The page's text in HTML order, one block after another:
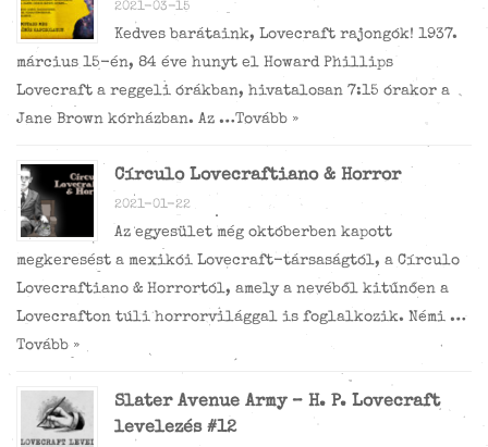
2021-03-15
Kedves barátaink, Lovecraft rajongók! 1937.
március 15-én, 84 éve hunyt el Howard Phillips
Lovecraft a reggeli órákban, hivatalosan 7:15 órakor a
Jane Brown kórházban. Az …Tovább »
Círculo Lovecraftiano & Horror
2021-01-22
Az egyesület még októberben kapott
megkeresést a mexikói Lovecraft-társaságtól, a Círculo
Lovecraftiano & Horrortól, amely a nevéből kitűnően a
Lovecrafton túli horrorvilággal is foglalkozik. Némi …
Tovább »
Slater Avenue Army – H. P. Lovecraft
levelezés #12